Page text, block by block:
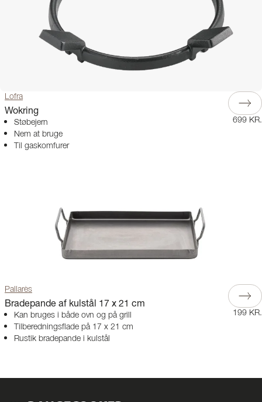
Lofra
Wokring
Støbejern
Nem at bruge
Til gaskomfurer
699 KR.
Pallarès
Bradepande af kulstål 17 x 21 cm
Kan bruges i både ovn og på grill
Tilberedningsflade på 17 x 21 cm
Rustik bradepande i kulstål
199 KR.